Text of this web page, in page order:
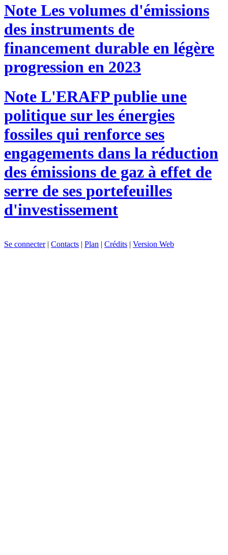
Note Les volumes d'émissions
des instruments de
financement durable en légère
progression en 2023
Note L'ERAFP publie une
politique sur les énergies
fossiles qui renforce ses
engagements dans la réduction
des émissions de gaz à effet de
serre de ses portefeuilles
d'investissement
Se connecter| Contacts | Plan | Crédits | Version Web